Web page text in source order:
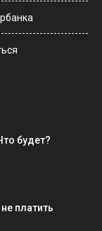
будет?
платить